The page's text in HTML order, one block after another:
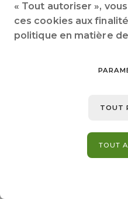
« Tout autoriser »,
ces cookies aux
politique en matière
TOUT
TOUT